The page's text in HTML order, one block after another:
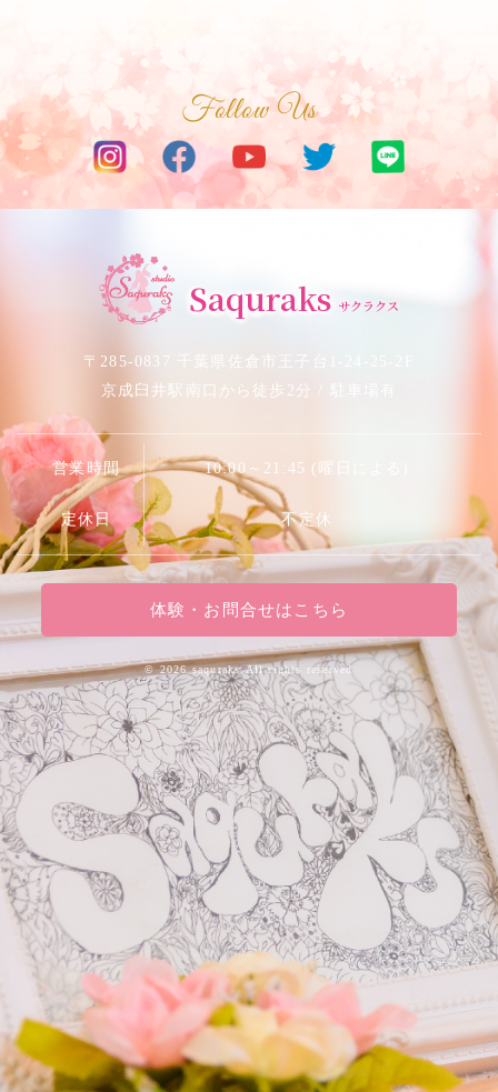
Follow Us
Saquraks サクラクス
〒285-0837 千葉県佐倉市王子台1-24-25-2F
京成臼井駅南口から徒歩2分 / 駐車場有
営業時間 10:00～21:45 (曜日による)
定休日 不定休
体験・お問合せはこちら
©2026 saquraks.All rights reserved